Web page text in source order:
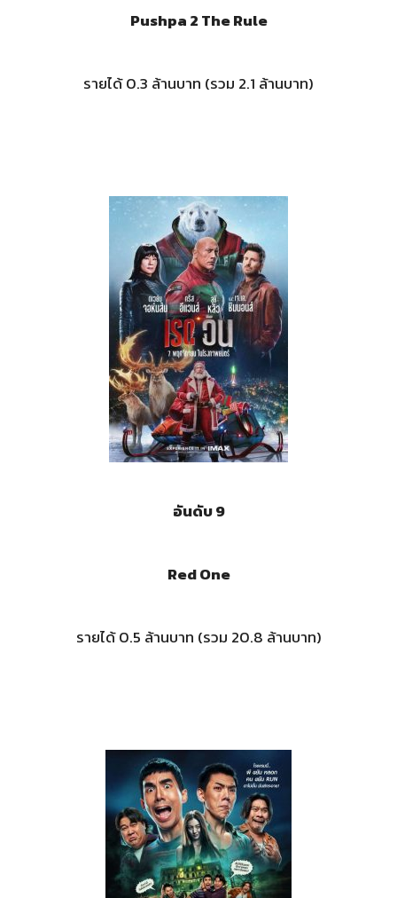
Pushpa 2 The Rule
รายได้ 0.3 ล้านบาท (รวม 2.1 ล้านบาท)
อันดับ 9
Red One
รายได้ 0.5 ล้านบาท (รวม 20.8 ล้านบาท)